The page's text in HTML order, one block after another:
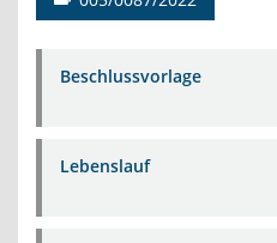
Beschlussvorlage
Lebenslauf